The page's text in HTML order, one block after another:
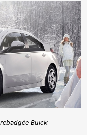
Buick